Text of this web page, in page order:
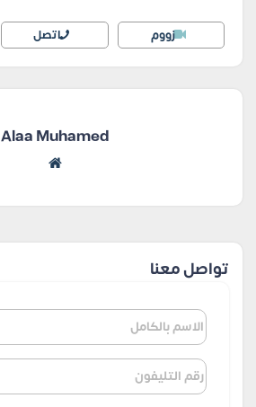
زووم اتصل
Alaa Muhamed
تواصل معنا